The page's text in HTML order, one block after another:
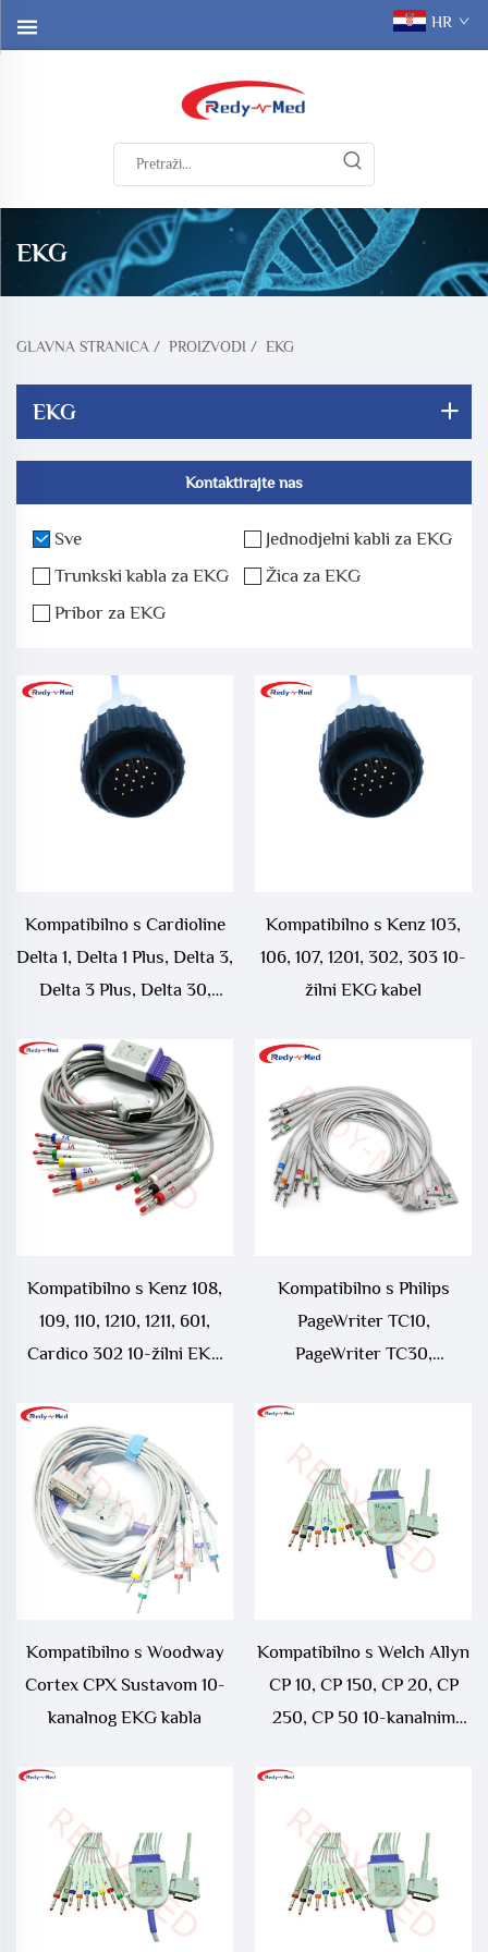
HR
EKG
GLAVNA STRANICA / PROIZVODI / EKG
EKG
Kontaktirajte nas
Sve
Jednodjelni kabli za EKG
Trunkski kabla za EKG
Žica za EKG
Pribor za EKG
Kompatibilno s Cardioline
Delta 1, Delta 1 Plus, Delta 3,
Delta 3 Plus, Delta 30,
60 Plus, ECG 106 10-
kanalnim EKG kablom
Kompatibilno s Kenz 103,
106, 107, 1201, 302, 303 10-
žilni EKG kabel
Kompatibilno s Kenz 108,
109, 110, 1210, 1211, 601,
Cardico 302 10-žilni EKG
Kompatibilno s Philips
PageWriter TC10,
PageWriter TC30,
PageWriter TC70 10-
kanalnim EKG kablom
Kompatibilno s Woodway
Cortex CPX Sustavom 10-
kanalnog EKG kabla
Kompatibilno s Welch Allyn
CP 10, CP 150, CP 20, CP
250, CP 50 10-kanalnim